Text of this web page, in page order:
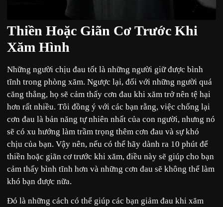
Thiền Hoặc Giãn Cơ Trước Khi
Xăm Hình
Những người chịu đau tốt là những người giữ được bình
tĩnh trong phòng xăm. Ngược lại, đối với những người quá
căng thẳng, họ sẽ cảm thấy cơn đau khi xăm trở nên tệ hại
hơn rất nhiều. Tôi đồng ý với các bạn rằng, việc chống lại
cơn đau là bản năng tự nhiên nhất của con người, nhưng nó
sẽ có xu hướng làm trầm trọng thêm cơn đau và sự khó
chịu của bạn. Vậy nên, nếu có thể hãy dành ra 10 phút để
thiền hoặc giãn cơ trước khi xăm, điều này sẽ giúp cho bạn
cảm thấy bình tĩnh hơn và những cơn đau sẽ không thể làm
khó bạn được nữa.
Đó là những cách có thể giúp các bạn giảm đau khi xăm